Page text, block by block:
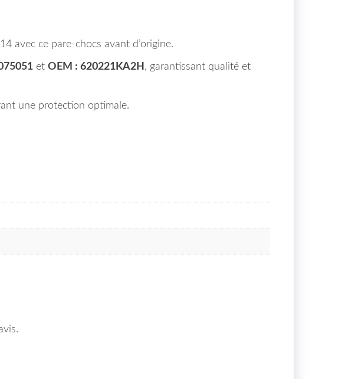
avec ce pare-chocs avant d’origine.
et OEM : 620221KA2H , garantissant qualité et
une protection optimale.